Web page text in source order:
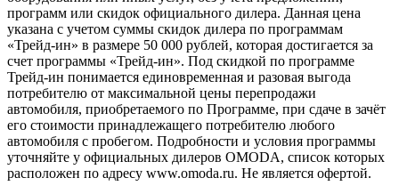
программ или скидок официального дилера. Данная цена
указана с учетом суммы скидок дилера по программам
«Трейд-ин» в размере 50 000 рублей, которая достигается за
счет программы «Трейд-ин». Под скидкой по программе
Трейд-ин понимается единовременная и разовая выгода
потребителю от максимальной цены перепродажи
автомобиля, приобретаемого по Программе, при сдаче в зачёт
его стоимости принадлежащего потребителю любого
автомобиля с пробегом. Подробности и условия программы
уточняйте у официальных дилеров OMODA, список которых
расположен по адресу www.omoda.ru. Не является офертой.